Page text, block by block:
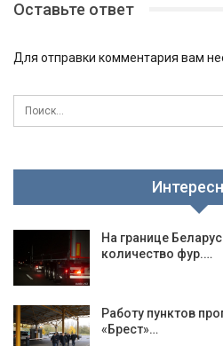
Оставьте ответ
Для отправки комментария вам
На границе
количество фур.…
Работу пунктов
«Брест»…